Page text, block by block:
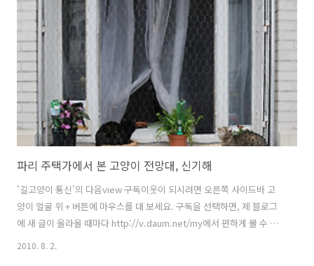
파리 주택가에서 본 고양이 전망대, 신기해
'길고양이 통신'의 다음view 구독이웃이 되시려면 오른쪽 사이드바 고
양이 얼굴 위 + 버튼에 마우스를 대 보세요. 구독을 선택하면, 제 블로그
에 새 글이 올라올 때마다 http://v.daum.net/my에서 편하게 볼 수 있
습니다. (구독이웃 등록은 다음넷 로그인 후 가능합니다.) 길고양이뿐 아
2010. 8. 2.